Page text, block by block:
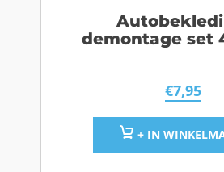
demontage set
€7,95
+ IN